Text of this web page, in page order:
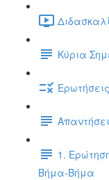
Κύρια
1.
Βήμα-Βήμα